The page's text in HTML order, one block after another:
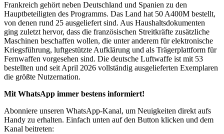
Frankreich gehört neben Deutschland und Spanien zu den
Hauptbeteiligten des Programms. Das Land hat 50 A400M bestellt,
von denen rund 25 ausgeliefert sind. Aus Haushaltsdokumenten
ging zuletzt hervor, dass die französischen Streitkräfte zusätzliche
Maschinen beschaffen wollen, die unter anderem für elektronische
Kriegsführung, luftgestützte Aufklärung und als Trägerplattform für
Fernwaffen vorgesehen sind. Die deutsche Luftwaffe ist mit 53
bestellten und seit April 2026 vollständig ausgelieferten Exemplaren
die größte Nutzernation.
Mit WhatsApp immer bestens informiert!
Abonniere unseren WhatsApp-Kanal, um Neuigkeiten direkt aufs
Handy zu erhalten. Einfach unten auf den Button klicken und dem
Kanal beitreten: